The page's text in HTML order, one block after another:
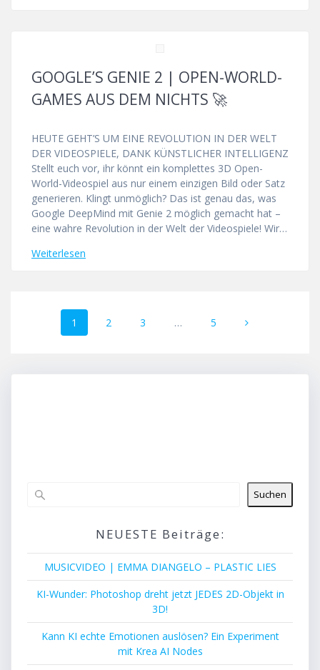
GOOGLE’S GENIE 2 | OPEN-WORLD-
GAMES AUS DEM NICHTS 🚀
HEUTE GEHT’S UM EINE REVOLUTION IN DER WELT
DER VIDEOSPIELE, DANK KÜNSTLICHER INTELLIGENZ
Stellt euch vor, ihr könnt ein komplettes 3D Open-
World-Videospiel aus nur einem einzigen Bild oder Satz
generieren. Klingt unmöglich? Das ist genau das, was
Google DeepMind mit Genie 2 möglich gemacht hat –
eine wahre Revolution in der Welt der Videospiele! Wir…
Weiterlesen
Beitragsnavigation
Seite
1 Seite
2 Seite
3 … Seite
5
Suchen
NEUESTE Beiträge:
MUSICVIDEO | EMMA DIANGELO – PLASTIC LIES
KI-Wunder: Photoshop dreht jetzt JEDES 2D-Objekt in
3D!
Kann KI echte Emotionen auslösen? Ein Experiment
mit Krea AI Nodes